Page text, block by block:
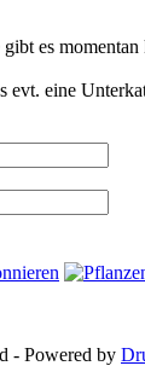
es
evt. eine
- Powered by